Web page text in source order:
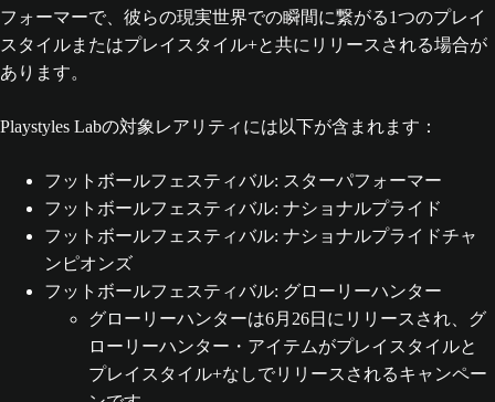
フォーマーで、彼らの現実世界での瞬間に繋がる1つのプレイ
スタイルまたはプレイスタイル+と共にリリースされる場合が
あります。
Playstyles Labの対象レアリティには以下が含まれます：
フットボールフェスティバル: スターパフォーマー
フットボールフェスティバル: ナショナルプライド
フットボールフェスティバル: ナショナルプライドチャ
ンピオンズ
フットボールフェスティバル: グローリーハンター
グローリーハンターは6月26日にリリースされ、グ
ローリーハンター・アイテムがプレイスタイルと
プレイスタイル+なしでリリースされるキャンペー